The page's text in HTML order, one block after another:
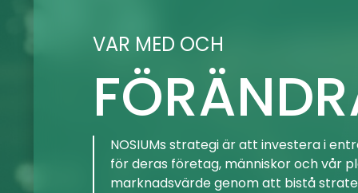
VAR MED OCH
NOSIUMs strategi är att investera i
för deras företag, människor och vår
marknadsvärde genom att bistå